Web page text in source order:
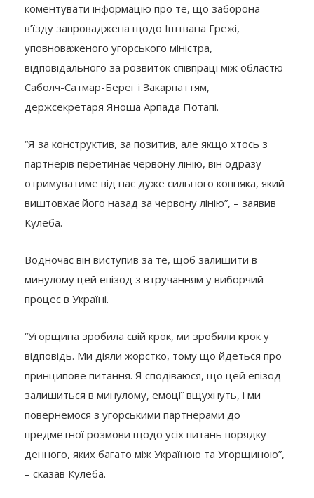
коментувати інформацію про те, що заборона
в’їзду запроваджена щодо Іштвана Грежі,
уповноваженого угорського міністра,
відповідального за розвиток співпраці між областю
Саболч-Сатмар-Берег і Закарпаттям,
держсекретаря Яноша Арпада Потапі.
“Я за конструктив, за позитив, але якщо хтось з
партнерів перетинає червону лінію, він одразу
отримуватиме від нас дуже сильного копняка, який
виштовхає його назад за червону лінію”, – заявив
Кулеба.
Водночас він виступив за те, щоб залишити в
минулому цей епізод з втручанням у виборчий
процес в Україні.
“Угорщина зробила свій крок, ми зробили крок у
відповідь. Ми діяли жорстко, тому що йдеться про
принципове питання. Я сподіваюся, що цей епізод
залишиться в минулому, емоції вщухнуть, і ми
повернемося з угорськими партнерами до
предметної розмови щодо усіх питань порядку
денного, яких багато між Україною та Угорщиною”,
– сказав Кулеба.